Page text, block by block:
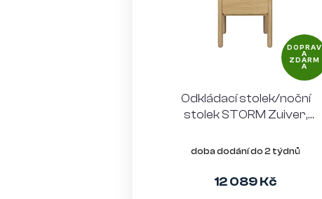
DOPRAV
A
ZDARM
A
Odkládací stolek/noční
stolek STORM Zuiver,
doba dodání do 2 týdnů
12 089 Kč